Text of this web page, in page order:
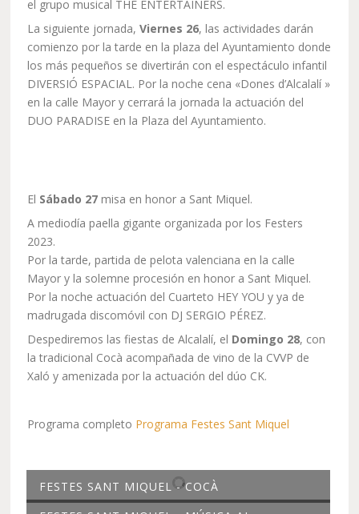
el grupo musical THE ENTERTAINERS.
La siguiente jornada,Viernes 26, las actividades darán
comienzo por la tarde en la plaza del Ayuntamiento donde
los más pequeños se divertirán con el espectáculo infantil
DIVERSIÓ ESPACIAL. Por la noche cena «Dones d’Alcalalí »
en la calle Mayor y cerrará la jornada la actuación del
DUO PARADISE en la Plaza del Ayuntamiento.
El Sábado 27 misa en honor a Sant Miquel.
A mediodía paella gigante organizada por los Festers
2023.
Por la tarde, partida de pelota valenciana en la calle
Mayor y la solemne procesión en honor a Sant Miquel.
Por la noche actuación del Cuarteto HEY YOU y ya de
madrugada discomóvil con DJ SERGIO PÉREZ.
Despediremos las fiestas de Alcalalí, el Domingo 28, con
la tradicional Cocà acompañada de vino de la CVVP de
Xaló y amenizada por la actuación del dúo CK.
Programa completo Programa Festes Sant Miquel
FESTES SANT MIQUEL - COCÀ